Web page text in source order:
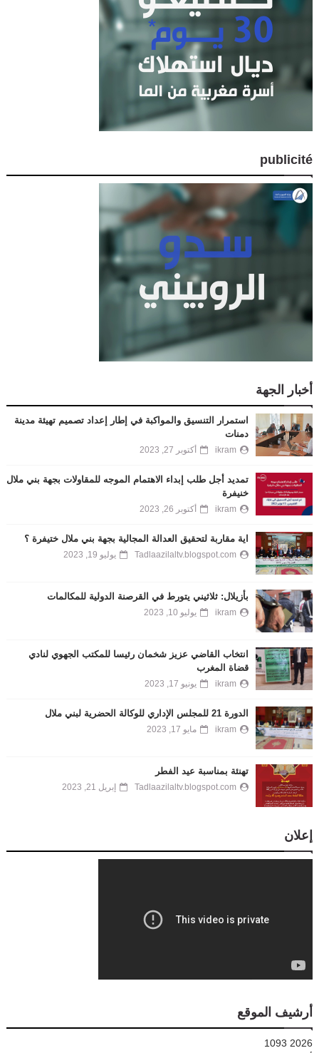
publicité
أخبار الجهة
استمرار التنسيق والمواكبة في إطار إعداد تصميم تهيئة مدينة
دمنات
ikram أكتوبر 27, 2023
تمديد أجل طلب إبداء الاهتمام الموجه للمقاولات بجهة بني ملال
خنيفرة
ikram أكتوبر 26, 2023
اية مقاربة لتحقيق العدالة المجالية بجهة بني ملال ختيفرة ؟
Tadlaazilaltv.blogspot.com يوليو 19, 2023
بأزيلال: ثلاثيني يتورط في القرصنة الدولية للمكالمات
ikram يوليو 10, 2023
انتخاب القاضي عزيز شخمان رئيسا للمكتب الجهوي لنادي
قضاة المغرب
ikram يونيو 17, 2023
الدورة 21 للمجلس الإداري للوكالة الحضرية لبني ملال
ikram مايو 17, 2023
تهنئة بمناسبة عيد الفطر
Tadlaazilaltv.blogspot.com إبريل 21, 2023
إعلان
أرشيف الموقع
2026
1093